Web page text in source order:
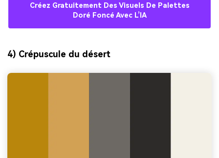
Créez Gratuitement Des Visuels De Palettes
Doré Foncé Avec L’IA
4) Crépuscule du désert